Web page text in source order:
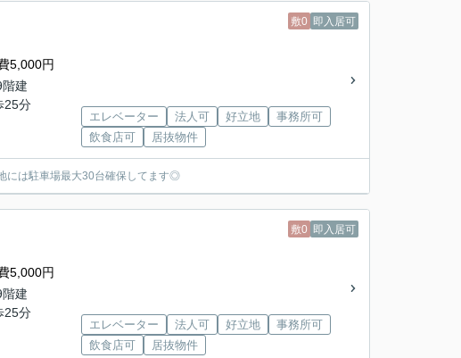
敷0 即入居可
5,000円
建
25分
エレベーター 法人可 好立地
事務所可
飲食店可
居抜物件
には駐車場最大30台確保してます◎
敷0 即入居可
5,000円
建
25分
エレベーター 法人可 好立地
事務所可
飲食店可
居抜物件